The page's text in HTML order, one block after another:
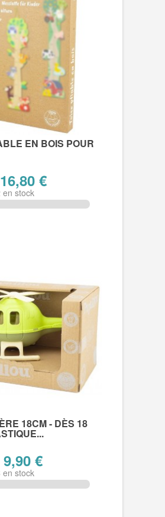
EN BOIS POUR
16,80 €
en stock
18CM - DÈS 18
9,90 €
en stock